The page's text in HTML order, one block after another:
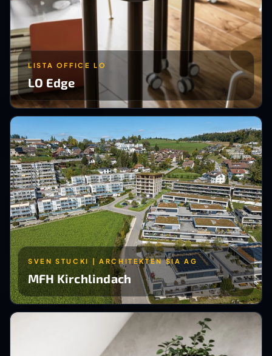
LISTA OFFICE LO
LO Edge
SVEN STUCKI | ARCHITEKTEN SIA AG
MFH Kirchlindach